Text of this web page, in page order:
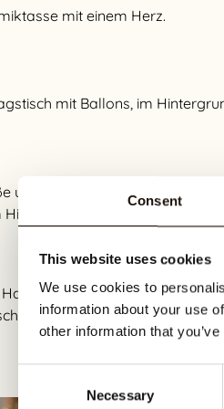
Consent
This website uses cookies
We use cookies to
information about your use
other information that
Selection
Necessary